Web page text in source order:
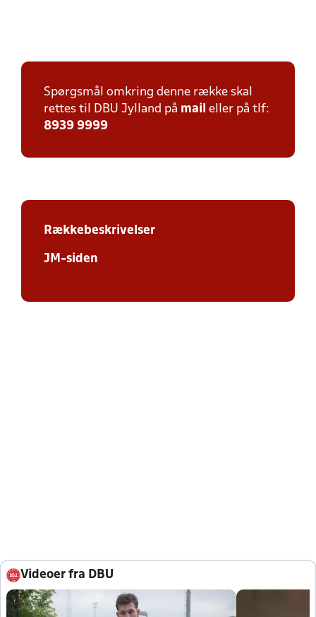
Spørgsmål omkring denne række skal
rettes til DBU Jylland på mail eller på tlf:
8939 9999
Rækkebeskrivelser
JM-siden
Videoer fra DBU